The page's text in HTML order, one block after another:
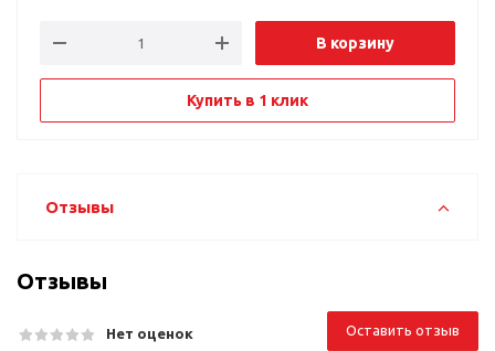
В корзину
Купить в 1 клик
Отзывы
Отзывы
Нет оценок Оставить отзыв